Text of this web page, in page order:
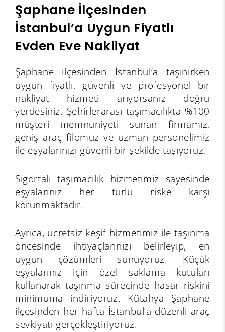
Şaphane İlçesinden
İstanbul’a Uygun Fiyatlı
Evden Eve Nakliyat
Şaphane ilçesinden İstanbul’a taşınırken
uygun fiyatlı, güvenli ve profesyonel bir
nakliyat hizmeti arıyorsanız doğru
yerdesiniz. Şehirlerarası taşımacılıkta %100
müşteri memnuniyeti sunan firmamız,
geniş araç filomuz ve uzman personelimiz
ile eşyalarınızı güvenli bir şekilde taşıyoruz.
Sigortalı taşımacılık hizmetimiz sayesinde
eşyalarınız her türlü riske karşı
korunmaktadır.
Ayrıca, ücretsiz keşif hizmetimiz ile taşınma
öncesinde ihtiyaçlarınızı belirleyip, en
uygun çözümleri sunuyoruz. Küçük
eşyalarınız için özel saklama kutuları
kullanarak taşınma sürecinde hasar riskini
minimuma indiriyoruz. Kütahya Şaphane
ilçesinden her hafta İstanbul’a düzenli araç
sevkiyatı gerçekleştiriyoruz.